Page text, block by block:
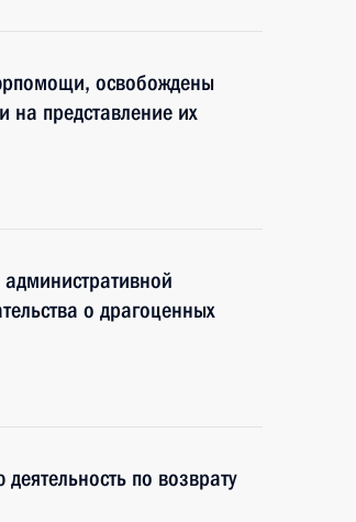
освобождены
на представление их
о драгоценных
по возврату